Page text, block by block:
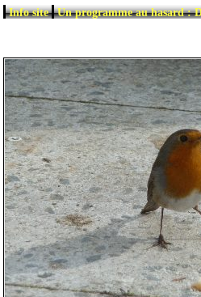
Info site Un programme au hasard :